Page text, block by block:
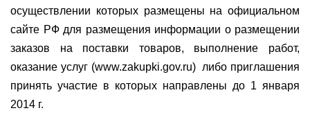
осуществлении которых размещены на официальном
сайте РФ для размещения информации о размещении
заказов на поставки товаров, выполнение работ,
оказание услуг (www.zakupki.gov.ru)
либо приглашения
принять участие в которых направлены до 1 января
2014 г.